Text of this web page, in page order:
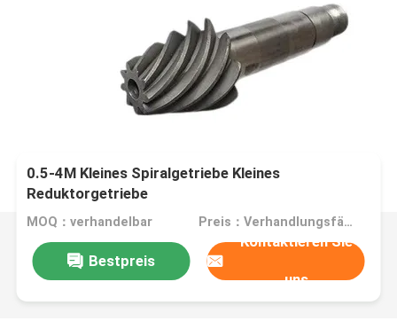
0.5-4M Kleines Spiralgetriebe Kleines
Reduktorgetriebe
MOQ：verhandelbar Preis：Verhandlungsfähig
Bestpreis
Kontaktieren Sie
uns